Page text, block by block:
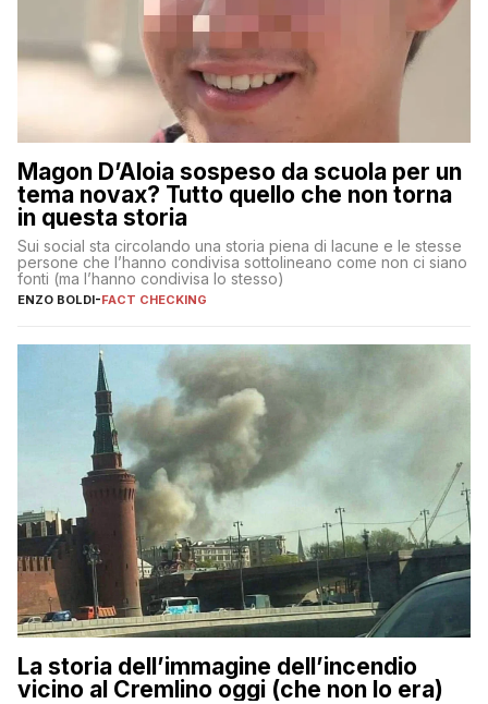
Magon D’Aloia sospeso da scuola per un
tema novax? Tutto quello che non torna
in questa storia
Sui social sta circolando una storia piena di lacune e le stesse
persone che l’hanno condivisa sottolineano come non ci siano
fonti (ma l’hanno condivisa lo stesso)
ENZO BOLDI-FACT CHECKING
La storia dell’immagine dell’incendio
vicino al Cremlino oggi (che non lo era)